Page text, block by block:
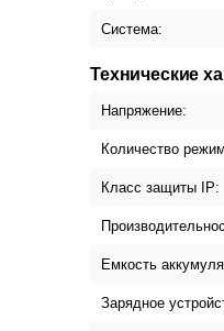
Система:
Технические
Напряжение:
Количество
Класс защиты IP:
Емкость
Зарядное